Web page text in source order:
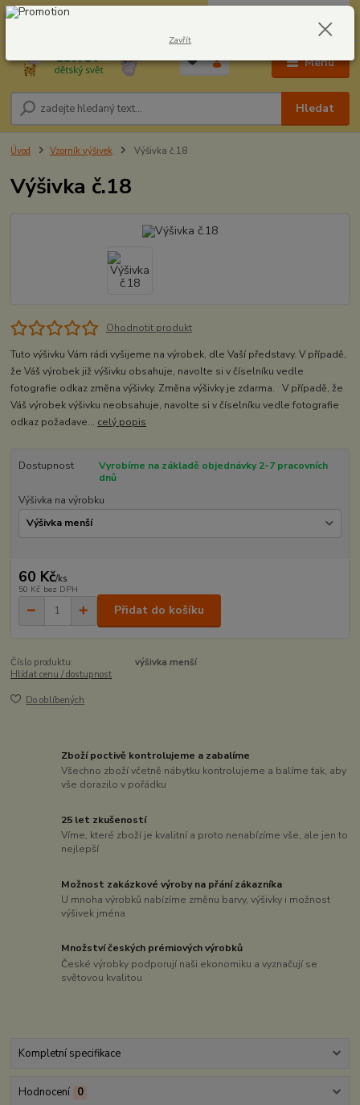
Menu
Hledat
604278943 0,00 Kč
Úvod Vzorník výšivek Výšivka č.18
Výšivka č.18
Ohodnotit produkt
Tuto výšivku Vám rádi vyšijeme na výrobek, dle Vaší představy. V případě,
že Váš výrobek již výšivku obsahuje, navolte si v číselníku vedle
fotografie odkaz změna výšivky. Změna výšivky je zdarma. V případě, že
Váš výrobek výšivku neobsahuje, navolte si v číselníku vedle fotografie
odkaz požadave... celý popis
Dostupnost
Vyrobíme na základě objednávky 2-7 pracovních
dnů
Výšivka na výrobku
60 Kč/ks
50 Kč bez DPH
Přidat do košíku
Číslo produktu:
výšivka menší
Hlídat cenu / dostupnost
Do oblíbených
Zboží poctivě kontrolujeme a zabalíme
Všechno zboží včetně nábytku kontrolujeme a balíme tak, aby
vše dorazilo v pořádku
25 let zkušeností
Víme, které zboží je kvalitní a proto nenabízíme vše, ale jen to
nejlepší
Možnost zakázkové výroby na přání zákazníka
U mnoha výrobků nabízíme změnu barvy, výšivky i možnost
výšivek jména
Množství českých prémiových výrobků
České výrobky podporují naši ekonomiku a vyznačují se
světovou kvalitou
Kompletní specifikace
Hodnocení 0
Zavřít